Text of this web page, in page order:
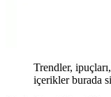
Trendler,
içerikler burada